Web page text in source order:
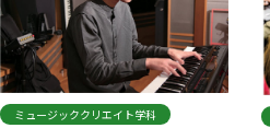
ミュージッククリエイト学科